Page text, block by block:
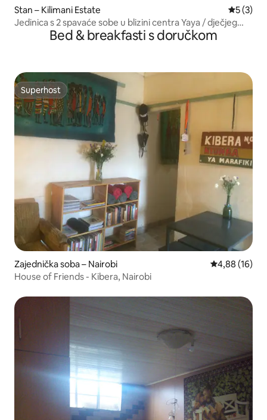
Stan – Kilimani Estate
5 (3)
Jedinica s 2 spavaće sobe u blizini centra Yaya / dječjeg
igrališta / teretane
Bed & breakfasti s doručkom
Superhost
Superhost
Zajednička soba – Nairobi Prosječna
4,88 (16)
House of Friends - Kibera, Nairobi